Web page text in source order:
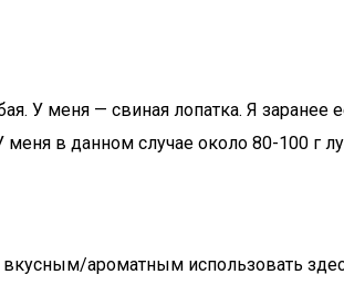
У меня — свиная лопатка. Я
в данном случае около 80-100 г
ароматным использовать